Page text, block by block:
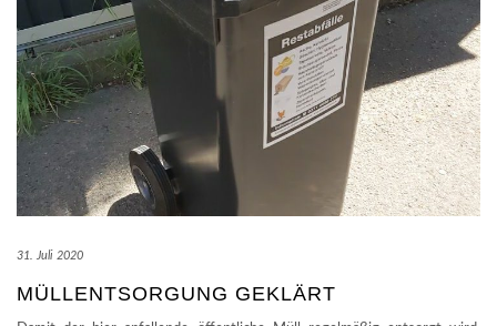
31. Juli 2020
MÜLLENTSORGUNG GEKLÄRT